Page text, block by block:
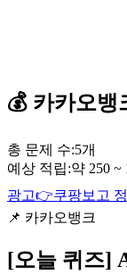
💰 카카오뱅
총 문제 수:5개
예상 적립:약 250 ~
광고👉쿠팡보고
📌 카카오뱅크
[오늘 퀴즈]